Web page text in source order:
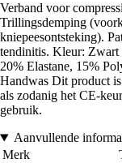
Verband voor
Trillingsdemping
kniepeesontsteking).
tendinitis. Kleur: Zwart
20% Elastane, 15%
Handwas Dit product
als zodanig het CE-
gebruik.
Aanvullende
Merk